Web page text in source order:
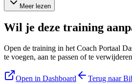
Meer lezen
Wil je deze training
Open de training in het Coach Portaal
te voegen, aan te passen of te
Open in Dashboard Terug naar